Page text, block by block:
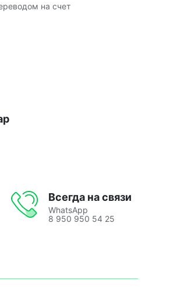
на счет
Всегда на связи
WhatsApp
8 950 950 54 25